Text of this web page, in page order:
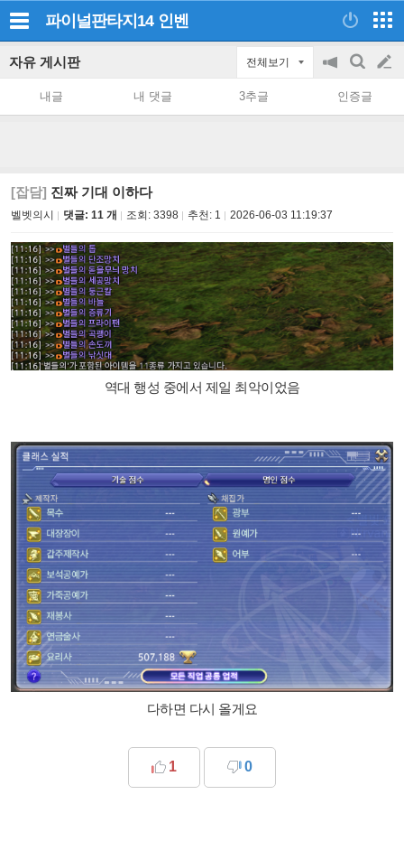
파이널판타지14 인벤
자유 게시판 전체보기
공
on/off
검
색
글
쓰
내글 내 댓글 3추글 인증글
[잡담] 진짜 기대 이하다
벨벳의시 댓글: 11 개 조회: 3398 추천: 1 2026-06-03 11:19:37
역대 행성 중에서 제일 최악이었음
다하면 다시 올게요
1 0